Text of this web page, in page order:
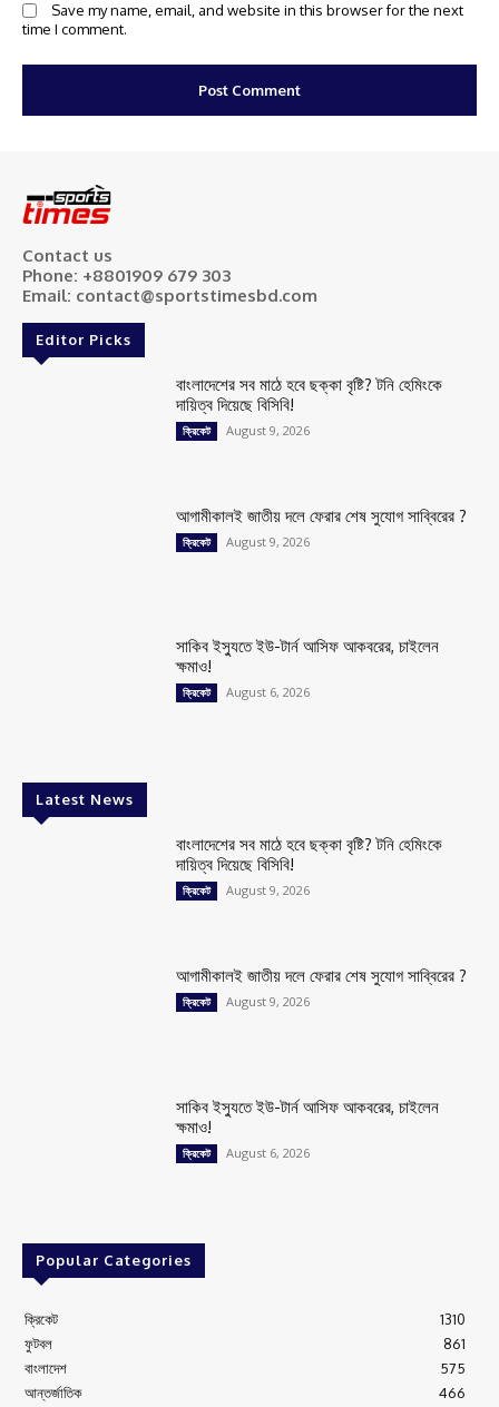
Save my name, email, and website in this browser for the next
time I comment.
Contact us
Phone: +8801909 679 303
Email: contact@sportstimesbd.com
Editor Picks
বাংলাদেশের সব মাঠে হবে ছক্কা বৃষ্টি? টনি হেমিংকে
দায়িত্ব দিয়েছে বিসিবি!
ক্রিকেট August 9, 2026
আগামীকালই জাতীয় দলে ফেরার শেষ সুযোগ সাব্বিরের ?
ক্রিকেট August 9, 2026
সাকিব ইস্যুতে ইউ-টার্ন আসিফ আকবরের, চাইলেন
ক্ষমাও!
ক্রিকেট August 6, 2026
Latest News
বাংলাদেশের সব মাঠে হবে ছক্কা বৃষ্টি? টনি হেমিংকে
দায়িত্ব দিয়েছে বিসিবি!
ক্রিকেট August 9, 2026
আগামীকালই জাতীয় দলে ফেরার শেষ সুযোগ সাব্বিরের ?
ক্রিকেট August 9, 2026
সাকিব ইস্যুতে ইউ-টার্ন আসিফ আকবরের, চাইলেন
ক্ষমাও!
ক্রিকেট August 6, 2026
Popular Categories
ক্রিকেট
1310
ফুটবল
861
বাংলাদেশ
575
আন্তর্জাতিক
466